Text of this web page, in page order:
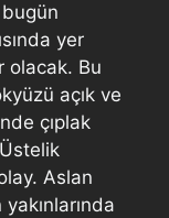
yer
olacak. Bu
açık ve
çıplak
Aslan
yakınlarında